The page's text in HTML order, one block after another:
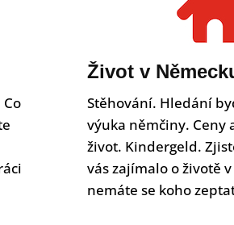
Život v
Stěhování. Hledání
výuka němčiny. Ceny
život. Kindergeld.
vás zajímalo o životě
nemáte se koho